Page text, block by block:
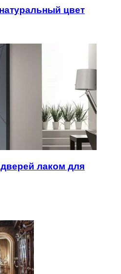
цвет
лаком для